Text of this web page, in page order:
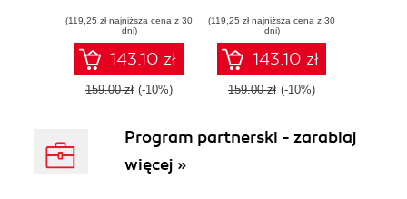
your network with
Kali Linux – the
ultimate white hat
hackers' toolkit -
Second Edition
(119,25 zł najniższa cena z 30
dni)
143.10 zł
159.00 zł (-10%)
on mobile
applications, and
ways to counter
them
(119,25 zł najniższa cena z 30
dni)
143.10 zł
159.00 zł (-10%)
Program partnerski - zarabiaj
więcej »